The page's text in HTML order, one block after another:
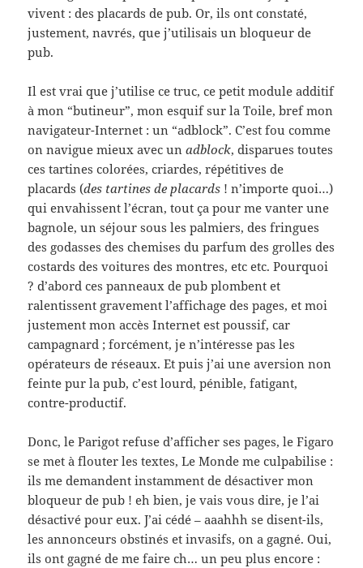
vivent : des placards de pub. Or, ils ont constaté,
justement, navrés, que j’utilisais un bloqueur de
pub.
Il est vrai que j’utilise ce truc, ce petit module additif
à mon “butineur”, mon esquif sur la Toile, bref mon
navigateur-Internet : un “adblock”. C’est fou comme
on navigue mieux avec unadblock, disparues toutes
ces tartines colorées, criardes, répétitives de
placards (des tartines de placards ! n’importe quoi…)
qui envahissent l’écran, tout ça pour me vanter une
bagnole, un séjour sous les palmiers, des fringues
des godasses des chemises du parfum des grolles des
costards des voitures des montres, etc etc. Pourquoi
? d’abord ces panneaux de pub plombent et
ralentissent gravement l’affichage des pages, et moi
justement mon accès Internet est poussif, car
campagnard ; forcément, je n’intéresse pas les
opérateurs de réseaux. Et puis j’ai une aversion non
feinte pur la pub, c’est lourd, pénible, fatigant,
contre-productif.
Donc, le Parigot refuse d’afficher ses pages, le Figaro
se met à flouter les textes, Le Monde me culpabilise :
ils me demandent instamment de désactiver mon
bloqueur de pub ! eh bien, je vais vous dire, je l’ai
désactivé pour eux. J’ai cédé – aaahhh se disent-ils,
les annonceurs obstinés et invasifs, on a gagné. Oui,
ils ont gagné de me faire ch… un peu plus encore :